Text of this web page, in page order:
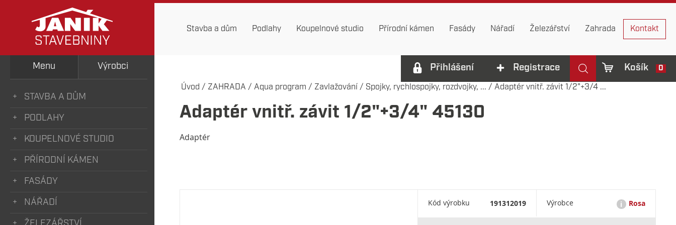
Stavba a dům Podlahy Koupelnové studio Přírodní kámen Fasády Nářadí Železářství Zahrada Kontakt
Přihlášení Registrace Košík 0
Menu Výrobci
STAVBA A DŮM
PODLAHY
KOUPELNOVÉ STUDIO
PŘÍRODNÍ KÁMEN
FASÁDY
NÁŘADÍ
Úvod / ZAHRADA / Aqua program / Zavlažování / Spojky, rychlospojky, rozdvojky, ... / Adaptér vnitř. závit 1/2"+3/4 ...
Adaptér vnitř. závit 1/2"+3/4" 45130
Adaptér
Kód výrobku 191312019 Výrobce i Rosa